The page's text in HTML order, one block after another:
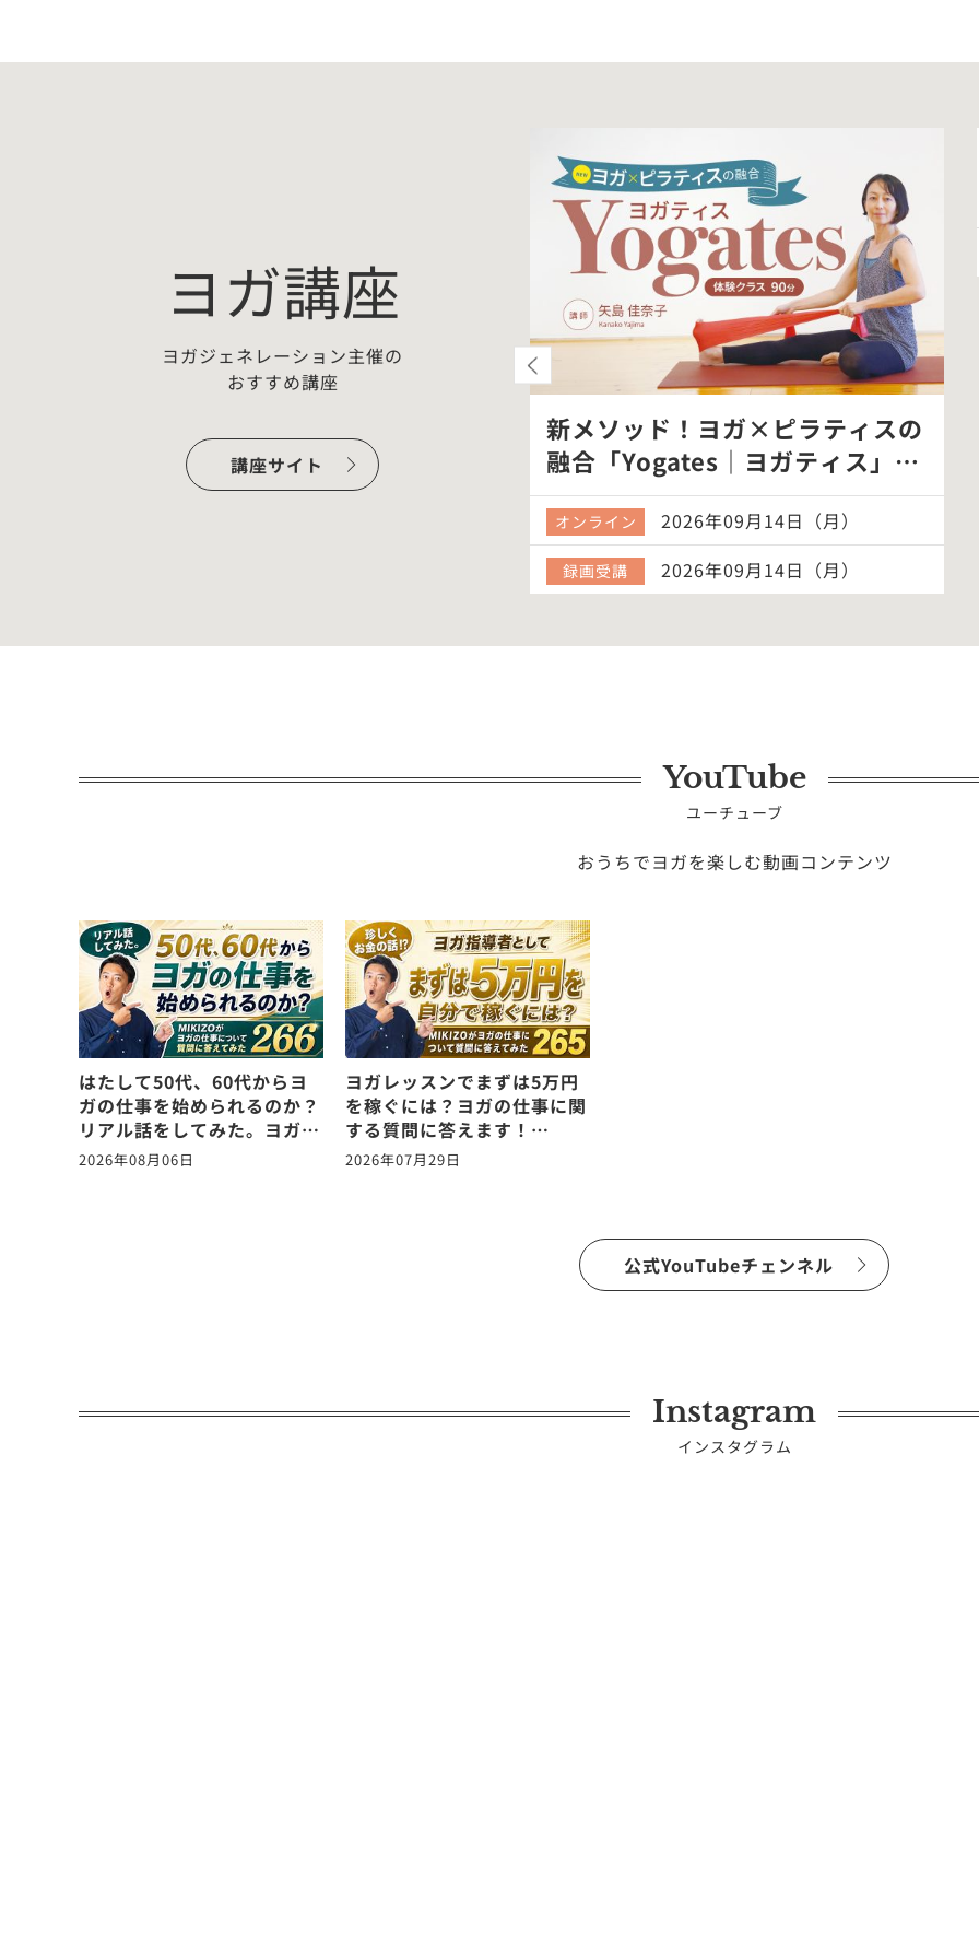
ヨガ講座
ヨガジェネレーション主催の
おすすめ講座
講座サイト
っとヨガ哲学「わかっちゃいるけ
新メソッド！ヨガ×ピラティスの
融合「Yogates｜ヨガティス」体
験ク…
オンライン 2026年09月14日（月）
録画受講 2026年09月14日（月）
YouTube
ユーチューブ
おうちでヨガを楽しむ動画コンテンツ
はたして50代、60代からヨ
ガの仕事を始められるのか？
リアル話をしてみた。ヨガの
仕事に関する質問に答えま
2026年08月06日
ヨガレッスンでまずは5万円
を稼ぐには？ヨガの仕事に関
する質問に答えます！
vol.265
2026年07月29日
公式YouTubeチェンネル
Instagram
インスタグラム